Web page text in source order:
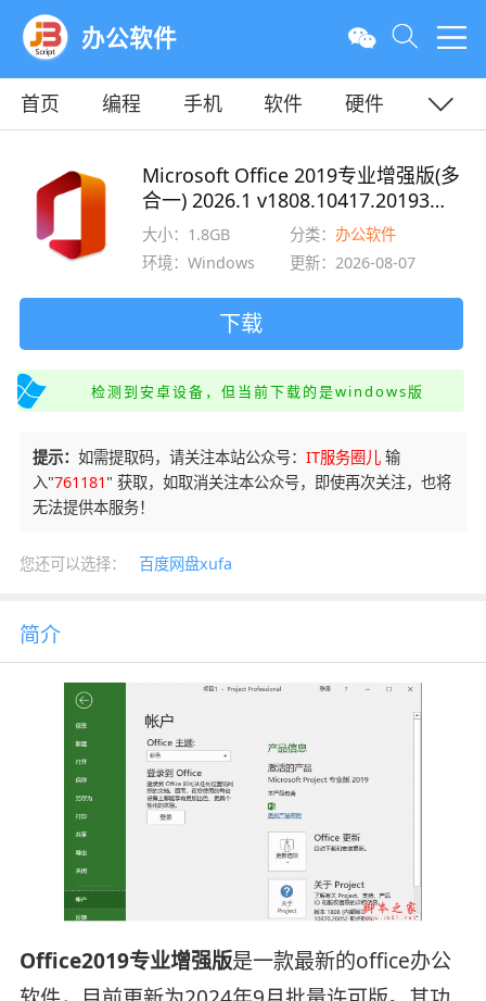
办公软件
首页 编程 手机 软件
硬件
Microsoft Office 2019专业增强版(多
合一) 2026.1 v1808.10417.20193
X64批量许可版
大小：1.8GB 分类：办公软件
环境：Windows
更新：2026-08-07
下载
检测到安卓设备，但当前下载的是windows版
提示： 如需提取码，请关注本站公众号： IT服务圈儿输
入"761181" 获取，如取消关注本公众号，即使再次关注，也将
无法提供本服务！
您还可以选择： 百度网盘xufa
简介
Office2019专业增强版是一款最新的office办公